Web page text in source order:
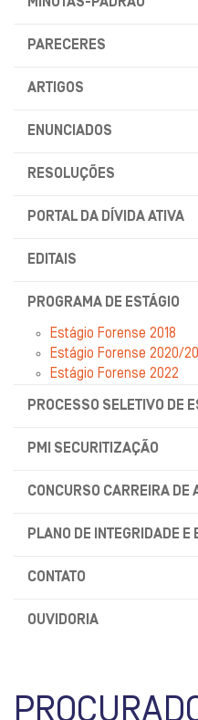
PARECERES
ARTIGOS
ENUNCIADOS
RESOLUÇÕES
PORTAL DA DÍVIDA ATIVA
EDITAIS
PROGRAMA DE ESTÁGIO
Estágio Forense 2018
Estágio Forense 2020/
Estágio Forense 2022
PROCESSO SELETIVO DE
PMI SECURITIZAÇÃO
CONCURSO CARREIRA DE
PLANO DE INTEGRIDADE E
CONTATO
OUVIDORIA